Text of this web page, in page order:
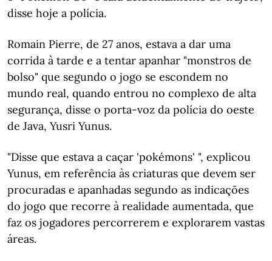
disse hoje a polícia.
Romain Pierre, de 27 anos, estava a dar uma
corrida à tarde e a tentar apanhar "monstros de
bolso" que segundo o jogo se escondem no
mundo real, quando entrou no complexo de alta
segurança, disse o porta-voz da polícia do oeste
de Java, Yusri Yunus.
"Disse que estava a caçar 'pokémons' ", explicou
Yunus, em referência às criaturas que devem ser
procuradas e apanhadas segundo as indicações
do jogo que recorre à realidade aumentada, que
faz os jogadores percorrerem e explorarem vastas
áreas.